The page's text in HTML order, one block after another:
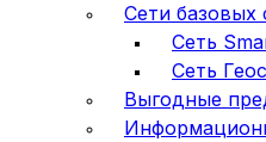
Сети базовых
Сеть
Сеть
Выгодные